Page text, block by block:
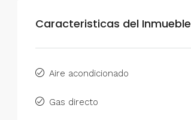
Caracteristicas del Inmueble
Aire acondicionado
Gas directo